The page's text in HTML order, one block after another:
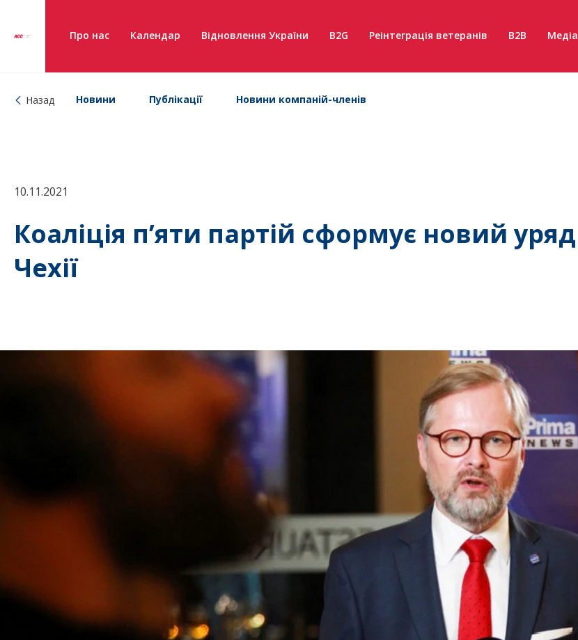
Про нас Календар Відновлення України B2G Реінтеграція ветеранів B2B Медіа
Назад Новини Публікації Новини компаній-членів
10.11.2021
Коаліція п’яти партій сформує новий уряд
Чехії